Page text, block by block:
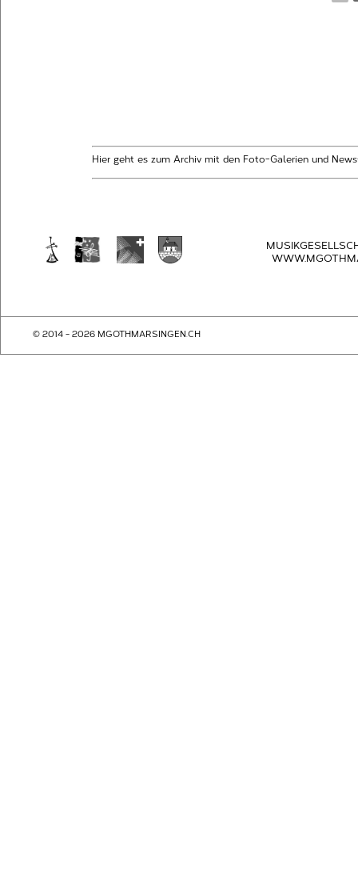
Hier geht es zum Archiv mit den Foto-Galerien und
© 2014 - 2026 MGOTHMARSINGEN.CH